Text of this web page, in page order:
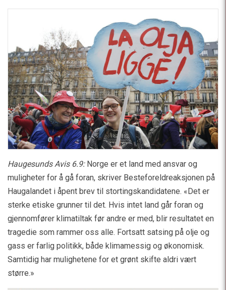
Haugesunds Avis 6.9:Norge er et land med ansvar og
muligheter for å gå foran, skriver Besteforeldreaksjonen på
Haugalandet i åpent brev til stortingskandidatene. «Det er
sterke etiske grunner til det. Hvis intet land går foran og
gjennomfører klimatiltak før andre er med, blir resultatet en
tragedie som rammer oss alle. Fortsatt satsing på olje og
gass er farlig politikk, både klimamessig og økonomisk.
Samtidig har mulighetene for et grønt skifte aldri vært
større.»